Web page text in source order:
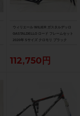
ウィリエール WILIER ガスタルデッロ
GASTALDELLO ロード フレームセット
2020年 Sサイズ クロモリ ブラック
112,750円